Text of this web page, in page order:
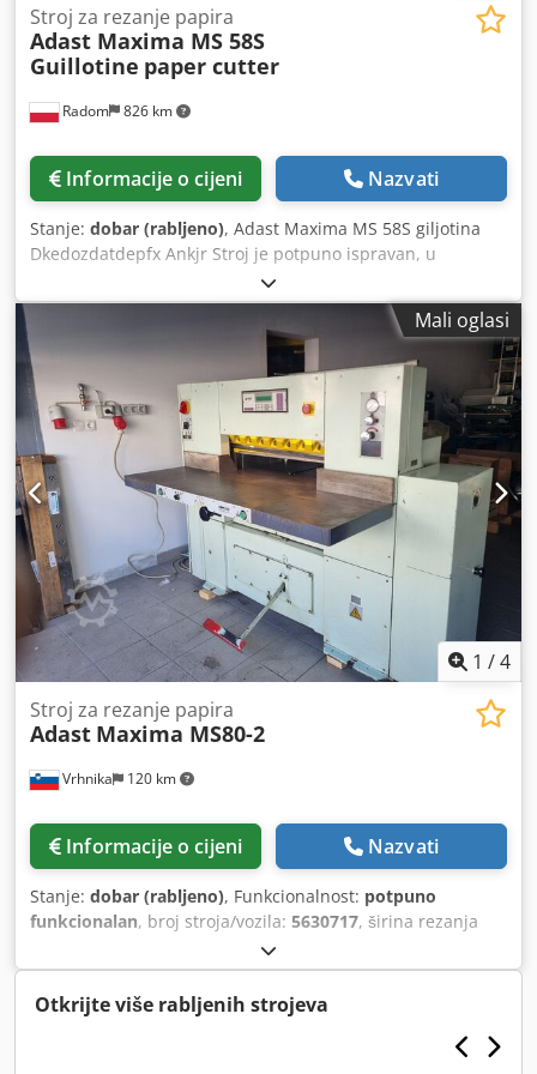
Radom 826 km
Stroj za rezanje papira
Adast Maxima MS 58S
Guillotine paper cutter
Informacije o cijeni Nazvati
Stanje: dobar (rabljeno), Adast Maxima MS 58S giljotina
Dkedozdatdepfx Ankjr Stroj je potpuno ispravan, u
izvrsnom tehničkom i vizualnom stanju. Upravo servisiran.
Set sadrži rezervni nož, letvicu za rezanje, stog papir i
alate. Tehničke specifikacije: Radna širina: 580 mm Visina
stoga: 85 mm Napajanje: 380 V Težina: 450 kg Svi ključni
dijelovi izrađeni su od lijevanog željeza, uključujući
zamašnjak i podesivu silu pritiska – ovo je profesionalna
proizvodna giljotina u kompaktnoj izvedbi. Elektronički
kontroler prilaza, linija reza i sigurnosne zaštite.
Mali oglasi
1 /4
Vrhnika 120 km
Stroj za rezanje papira
Adast Maxima MS80-2
Informacije o cijeni Nazvati
Stanje: dobar (rabljeno), Funkcionalnost: potpuno
funkcionalan, broj stroja/vozila: 5630717, širina rezanja
, dubina umetanja:
masa:1.350 kg, vrsta ulazne struje:trofazni, ulazna struja:
6 A, ulazni napon:380 V, visina rezanja (maks.):
ulazna frekvencija:
50 Hz , Oprema:
, Stroj za rezanje Adast Maxima MS80, dobro
Otkrijte više rabljenih strojeva